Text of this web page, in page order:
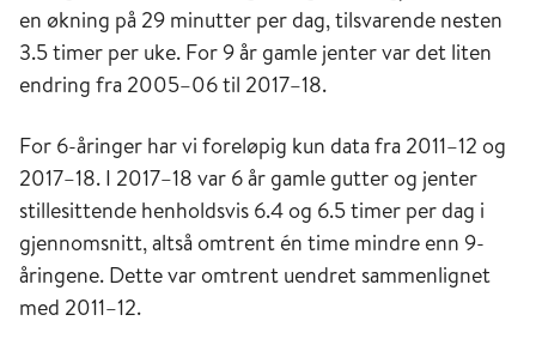
en økning på 29 minutter per dag, tilsvarende nesten
3.5 timer per uke. For 9 år gamle jenter var det liten
endring fra 2005–06 til 2017–18.
For 6-åringer har vi foreløpig kun data fra 2011–12 og
2017–18. I 2017–18 var 6 år gamle gutter og jenter
stillesittende henholdsvis 6.4 og 6.5 timer per dag i
gjennomsnitt, altså omtrent én time mindre enn 9-
åringene. Dette var omtrent uendret sammenlignet
med 2011–12.